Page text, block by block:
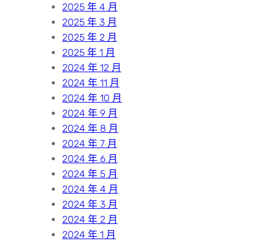
2025 年 4 月
2025 年 3 月
2025 年 2 月
2025 年 1 月
2024 年 12 月
2024 年 11 月
2024 年 10 月
2024 年 9 月
2024 年 8 月
2024 年 7 月
2024 年 6 月
2024 年 5 月
2024 年 4 月
2024 年 3 月
2024 年 2 月
2024 年 1 月